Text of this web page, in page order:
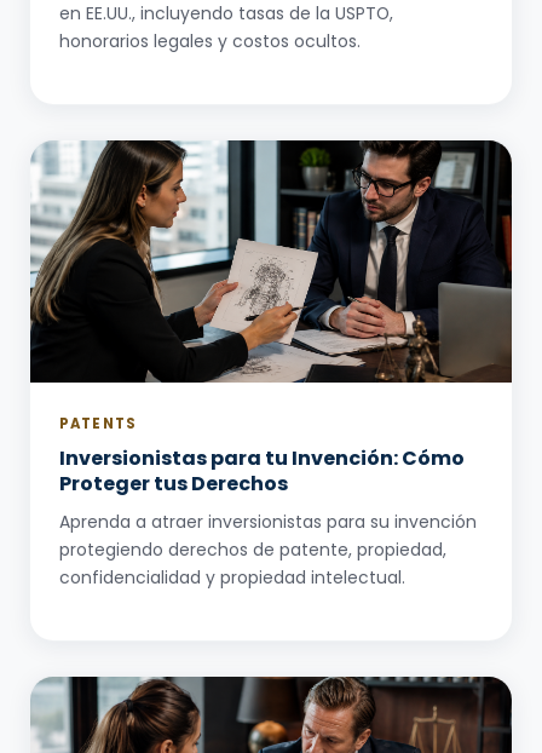
en EE.UU., incluyendo tasas de la USPTO,
honorarios legales y costos ocultos.
PATENTS
Inversionistas para tu Invención: Cómo
Proteger tus Derechos
Aprenda a atraer inversionistas para su invención
protegiendo derechos de patente, propiedad,
confidencialidad y propiedad intelectual.